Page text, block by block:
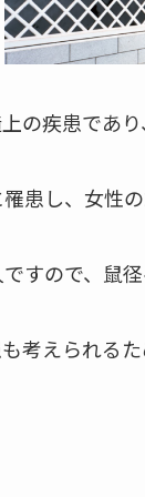
の疾患であ
患し、女性
すので、鼠
考えられる